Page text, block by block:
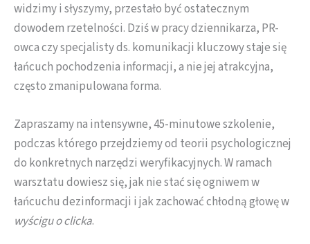
widzimy i słyszymy, przestało być ostatecznym
dowodem rzetelności. Dziś w pracy dziennikarza, PR-
owca czy specjalisty ds. komunikacji kluczowy staje się
łańcuch pochodzenia informacji, a nie jej atrakcyjna,
często zmanipulowana forma.
Zapraszamy na intensywne, 45-minutowe szkolenie,
podczas którego przejdziemy od teorii psychologicznej
do konkretnych narzędzi weryfikacyjnych. W ramach
warsztatu dowiesz się, jak nie stać się ogniwem w
łańcuchu dezinformacji i jak zachować chłodną głowę w
wyścigu o clicka.